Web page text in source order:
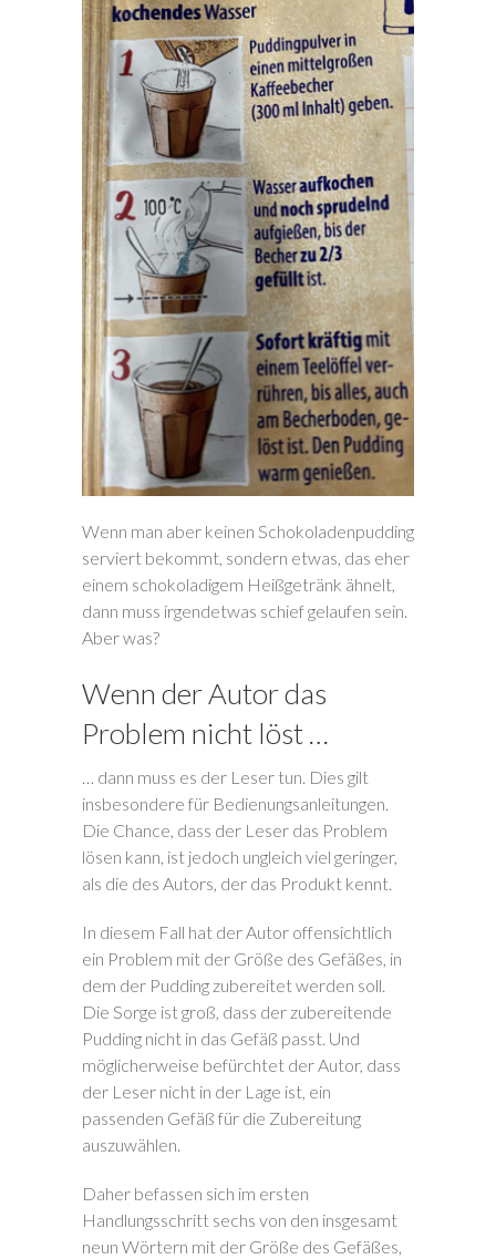
Wenn man aber keinen Schokoladenpudding
serviert bekommt, sondern etwas, das eher
einem schokoladigem Heißgetränk ähnelt,
dann muss irgendetwas schief gelaufen sein.
Aber was?
Wenn der Autor das
Problem nicht löst …
… dann muss es der Leser tun. Dies gilt
insbesondere für Bedienungsanleitungen.
Die Chance, dass der Leser das Problem
lösen kann, ist jedoch ungleich viel geringer,
als die des Autors, der das Produkt kennt.
In diesem Fall hat der Autor offensichtlich
ein Problem mit der Größe des Gefäßes, in
dem der Pudding zubereitet werden soll.
Die Sorge ist groß, dass der zubereitende
Pudding nicht in das Gefäß passt. Und
möglicherweise befürchtet der Autor, dass
der Leser nicht in der Lage ist, ein
passenden Gefäß für die Zubereitung
auszuwählen.
Daher befassen sich im ersten
Handlungsschritt sechs von den insgesamt
neun Wörtern mit der Größe des Gefäßes,